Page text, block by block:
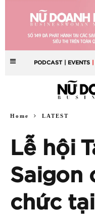
PODCAST | EVENTS
Home LATEST
Lễ hội
Saigon
chức